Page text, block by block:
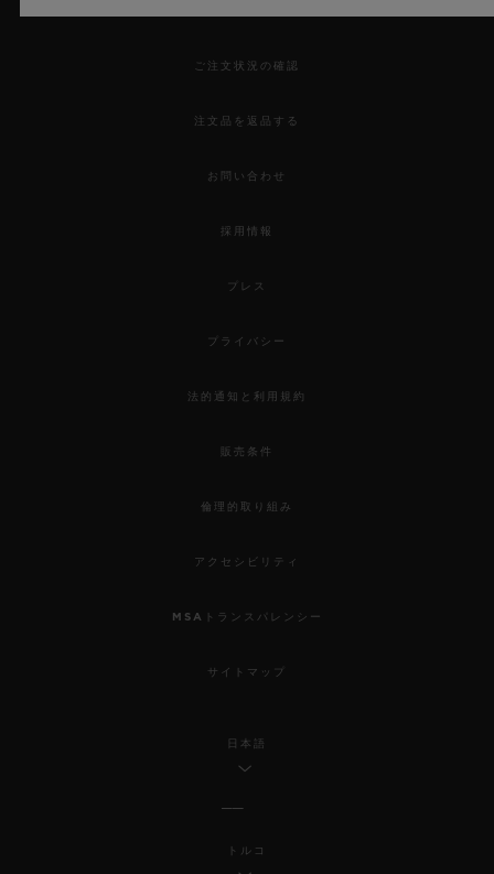
ご注文状況の確認
注文品を返品する
お問い合わせ
採用情報
プレス
プライバシー
法的通知と利用規約
販売条件
倫理的取り組み
アクセシビリティ
MSAトランスパレンシー
サイトマップ
日本語
トルコ